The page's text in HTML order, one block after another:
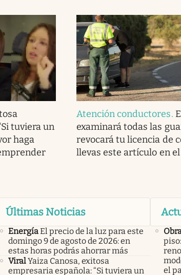
tuviera un
haga
Atención conductores.
examinará todas las
revocará tu licencia de
llevas este artículo en el
Últimas Noticias
EnergíaEl precio de la luz para este
domingo 9 de agosto de 2026: en
estas horas podrás ahorrar más
ViralYaiza Canosa, exitosa
empresaria española: “Si tuviera un
el